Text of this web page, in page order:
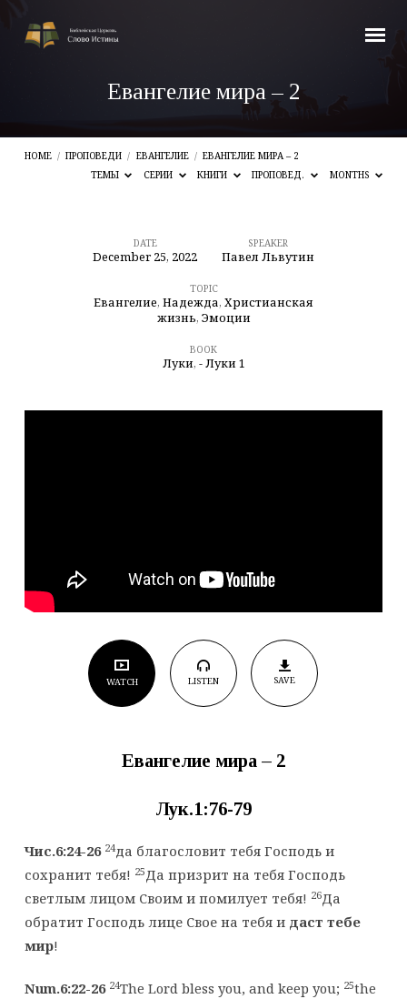
Евангелие мира – 2
HOME / ПРОПОВЕДИ / ЕВАНГЕЛИЕ / ЕВАНГЕЛИЕ МИРА – 2
ТЕМЫ
СЕРИИ КНИГИ ПРОПОВЕД. MONTHS
Евангелие
DATE
December 25, 2022
SPEAKER
Павел Львутин
TOPIC
Евангелие, Надежда, Христианская
жизнь, Эмоции
BOOK
Луки, - Луки 1
WATCH LISTEN SAVE
Евангелие мира – 2
Лук.1:76-79
Чис.6:24-26 24да благословит тебя Господь и
сохранит тебя! 25Да призрит на тебя Господь
светлым лицом Своим и помилует тебя! 26Да
обратит Господь лице Свое на тебя и даст тебе
мир!
Num.6:22-26 24The Lord bless you, and keep you; 25the